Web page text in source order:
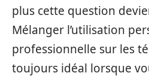
plus cette question
Mélanger l’utilisation
professionnelle sur les
toujours idéal lorsque